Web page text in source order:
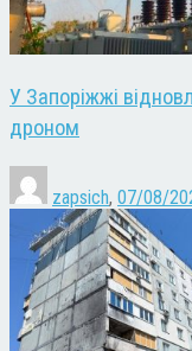
У Запоріжжі
дроном
zapsich, 07/08/